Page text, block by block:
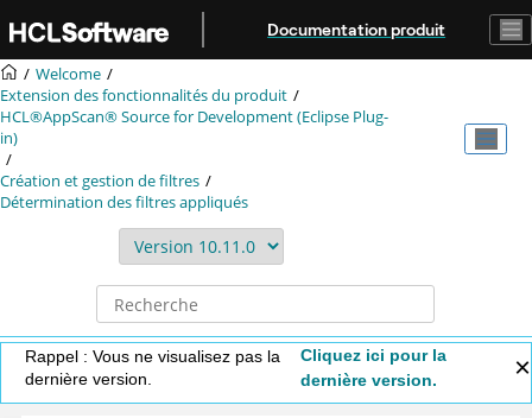
Aller au contenu principal
Documentation produit
Welcome
Extension des fonctionnalités du produit
HCL®AppScan® Source for Development (Eclipse Plug-
in)
Création et gestion de filtres
Détermination des filtres appliqués
Rappel : Vous ne visualisez pas la
dernière version.
Cliquez ici pour la
dernière version.